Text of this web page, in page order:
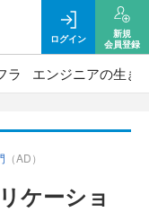
ログイン
新規
会員登録
ラ エンジニアの生き
（AD）
ケーショ